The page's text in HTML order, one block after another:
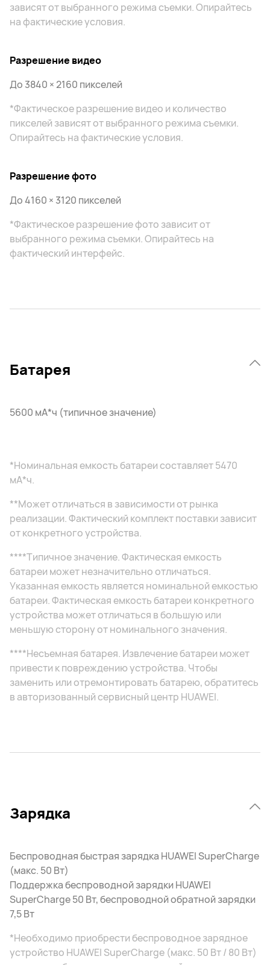
зависят от выбранного режима съемки. Опирайтесь
на фактические условия.
Разрешение видео
До 3840 × 2160 пикселей
*Фактическое разрешение видео и количество
пикселей зависят от выбранного режима съемки.
Опирайтесь на фактические условия.
Разрешение фото
До 4160 × 3120 пикселей
*Фактическое разрешение фото зависит от
выбранного режима съемки. Опирайтесь на
фактический интерфейс.
Батарея
5600 мА*ч (типичное значение)
*Номинальная емкость батареи составляет 5470
мА*ч.
**Может отличаться в зависимости от рынка
реализации. Фактический комплект поставки зависит
от конкретного устройства.
****Типичное значение. Фактическая емкость
батареи может незначительно отличаться.
Указанная емкость является номинальной емкостью
батареи. Фактическая емкость батареи конкретного
устройства может отличаться в большую или
меньшую сторону от номинального значения.
****Несъемная батарея. Извлечение батареи может
привести к повреждению устройства. Чтобы
заменить или отремонтировать батарею, обратитесь
в авторизованный сервисный центр HUAWEI.
Зарядка
Беспроводная быстрая зарядка HUAWEI SuperCharge
(макс. 50 Вт)
Поддержка беспроводной зарядки HUAWEI
SuperCharge 50 Вт, беспроводной обратной зарядки
7,5 Вт
*Необходимо приобрести беспроводное зарядное
устройство HUAWEI SuperCharge (макс. 50 Вт / 80 Вт)